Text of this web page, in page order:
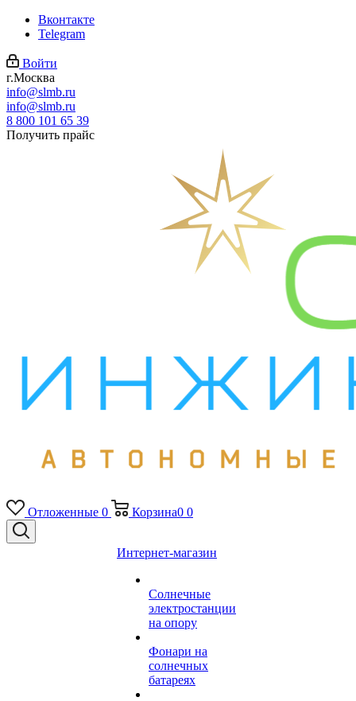
Вконтакте
Telegram
Войти
г.Москва
info@slmb.ru
info@slmb.ru
8 800 101 65 39
Получить прайс
Отложенные 0 Корзина0 0
Интернет-магазин
Солнечные
электростанции
на опору
Фонари на
солнечных
батареях